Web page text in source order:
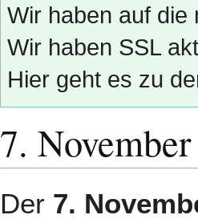
Wir haben auf die
Wir haben SSL
Hier geht es zu
7. November
Navigation
Suche
Der 7.